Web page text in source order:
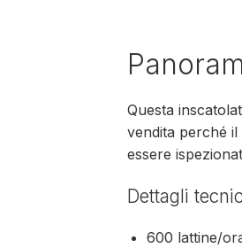
Questa
vendita perché
essere
Dettagli
600 lattine/